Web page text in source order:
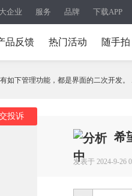
企业 服务 品牌 下载APP
品反馈 热门活动 随手拍
有如下管理功能，都是界面的二次开发。
投诉
希
发表于 2024-9-26